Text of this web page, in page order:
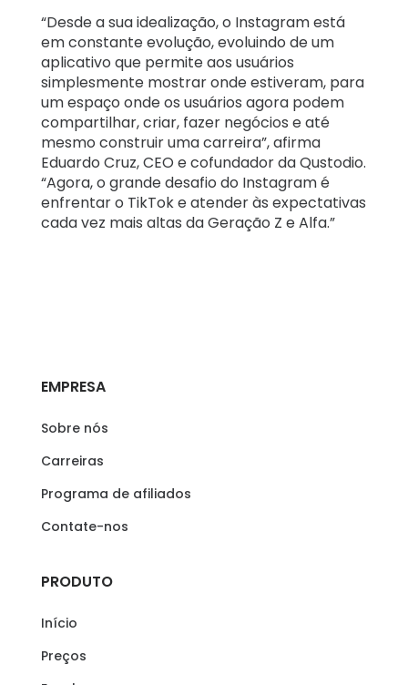
“Desde a sua idealização, o Instagram está
em constante evolução, evoluindo de um
aplicativo que permite aos usuários
simplesmente mostrar onde estiveram, para
um espaço onde os usuários agora podem
compartilhar, criar, fazer negócios e até
mesmo construir uma carreira”, afirma
Eduardo Cruz, CEO e cofundador da Qustodio.
“Agora, o grande desafio do Instagram é
enfrentar o TikTok e atender às expectativas
cada vez mais altas da Geração Z e Alfa.”
EMPRESA
Sobre nós
Carreiras
Programa de afiliados
Contate-nos
PRODUTO
Início
Preços